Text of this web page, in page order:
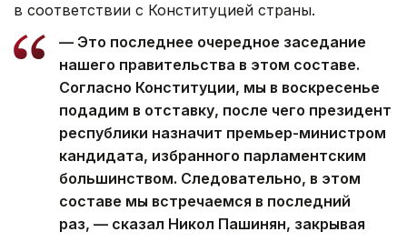
в соответствии с Конституцией страны.
— Это последнее очередное заседание
нашего правительства в этом составе.
Согласно Конституции, мы в воскресенье
подадим в отставку, после чего президент
республики назначит премьер-министром
кандидата, избранного парламентским
большинством. Следовательно, в этом
составе мы встречаемся в последний
раз, — сказал Никол Пашинян, закрывая